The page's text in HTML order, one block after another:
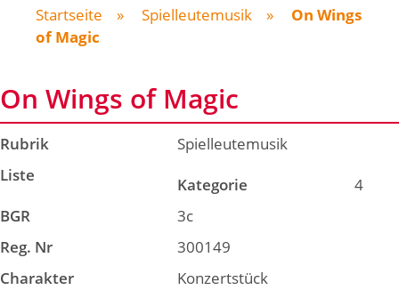
Startseite » Spielleutemusik » On Wings
of Magic
On Wings of Magic
Rubrik
Spielleutemusik
Liste
Kategorie
4
BGR
3c
Reg. Nr
300149
Charakter
Konzertstück